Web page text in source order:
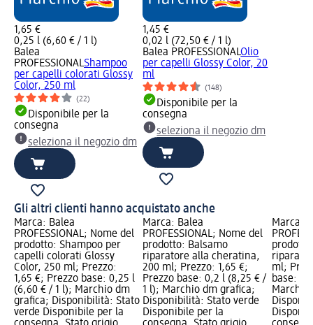
1,65 €
0,25 l (6,60 € / 1 l)
Balea
PROFESSIONALShampoo
per capelli colorati Glossy
Color, 250 ml
(22)
Disponibile per la
consegna
seleziona il negozio dm
1,45 €
0,02 l (72,50 € / 1 l)
Balea PROFESSIONALOlio
per capelli Glossy Color, 20
ml
(148)
Disponibile per la
consegna
seleziona il negozio dm
Gli altri clienti hanno acquistato anche
Marca: Balea
PROFESSIONAL; Nome del
prodotto: Shampoo per
capelli colorati Glossy
Color, 250 ml; Prezzo:
1,65 €; Prezzo base: 0,25 l
(6,60 € / 1 l); Marchio dm
grafica; Disponibilità: Stato
verde Disponibile per la
Marca: Balea
PROFESSIONAL; Nome del
prodotto: Balsamo
riparatore alla cheratina,
200 ml; Prezzo: 1,65 €;
Prezzo base: 0,2 l (8,25 € /
1 l); Marchio dm grafica;
Disponibilità: Stato verde
Disponibile per la
Marca:
ml;
base:
Marchio